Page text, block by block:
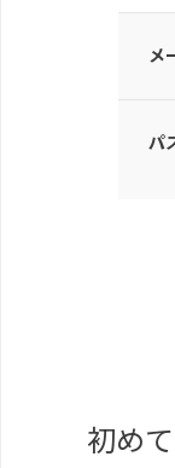
メ
パ
初め